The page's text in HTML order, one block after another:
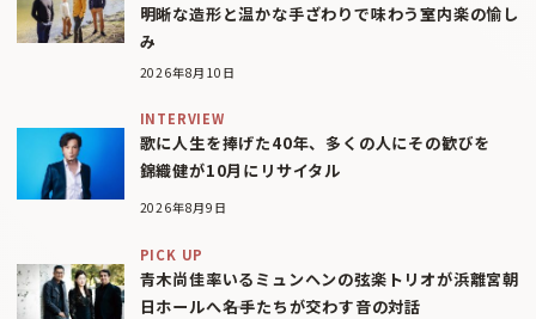
明晰な造形と温かな手ざわりで味わう室内楽の愉し
み
2026年8月10日
INTERVIEW
歌に人生を捧げた40年、多くの人にその歓びを
錦織健が10月にリサイタル
2026年8月9日
PICK UP
青木尚佳率いるミュンヘンの弦楽トリオが浜離宮朝
日ホールへ――名手たちが交わす音の対話